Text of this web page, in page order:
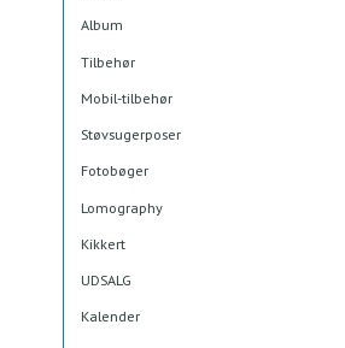
Album
Tilbehør
Mobil-tilbehør
Støvsugerposer
Fotobøger
Lomography
Kikkert
UDSALG
Kalender